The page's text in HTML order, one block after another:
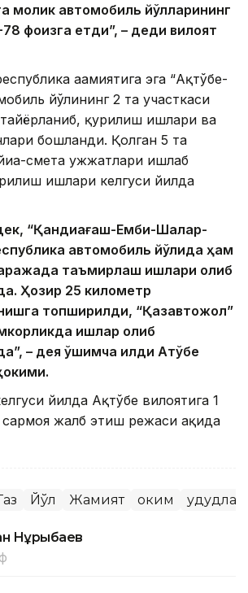
молик автомобиль йўлларининг
фоизга етди”, – деди вилоят
аҳамиятига эга “Ақтўбе-
йўлининг 2 та участкаси
тайёрланиб, қурилиш ишлари ва
бошланди. Қолган 5 та
смета ҳужжатлари ишлаб
ишлари келгуси йилда
“Қандиағаш-Емби-Шалқар-
автомобиль йўлида ҳам
таъмирлаш ишлари олиб
Ҳозир 25 километр
топширилди, “Қазавтожол”
ишлар олиб
– дея қўшимча қилди Ақтўбе
йилда Ақтўбе вилоятига 1
жалб этиш режаси ҳақида
Йўл Жамият Ҳоким
Нұрыбаев